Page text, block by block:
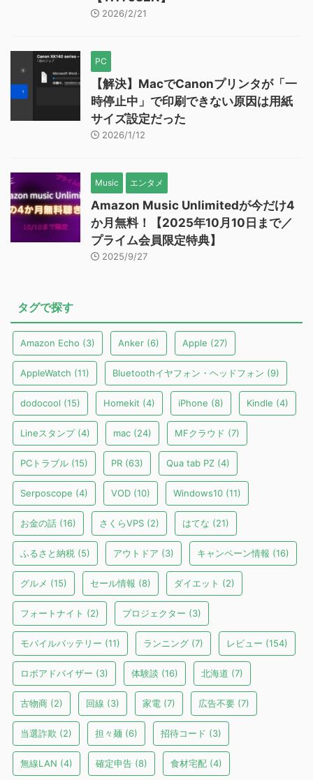
2026/2/21
PC
【解決】MacでCanonプリンタが「一
時停止中」で印刷できない原因は用紙
サイズ設定だった
2026/1/12
Music エンタメ
Amazon Music Unlimitedが今だけ4
か月無料！【2025年10月10日まで／
プライム会員限定特典】
2025/9/27
タグで探す
Amazon Echo (3) Anker (6) Apple (27)
AppleWatch (11) Bluetoothイヤフォン・ヘッドフォン (9)
dodocool (15) Homekit (4) iPhone (8) Kindle (4)
Lineスタンプ(4) mac (24) MFクラウド (7)
PCトラブル (15) PR (63) Qua tab PZ (4)
Serposcope (4) VOD (10) Windows10 (11)
お金の話 (16) さくらVPS (2) はてな (21)
ふるさと納税 (5) アウトドア (3) キャンペーン情報 (16)
グルメ (15) セール情報 (8) ダイエット (2)
フォートナイト (2) プロジェクター (3)
モバイルバッテリー (11) ランニング (7) レビュー (154)
ロボアドバイザー (3) 体験談 (16) 北海道 (7)
古物商 (2) 回線 (3) 家電 (7) 広告不要 (7)
当選詐欺 (2) 担々麺 (6) 招待コード (3)
無線LAN (4) 確定申告 (8) 食材宅配 (4)